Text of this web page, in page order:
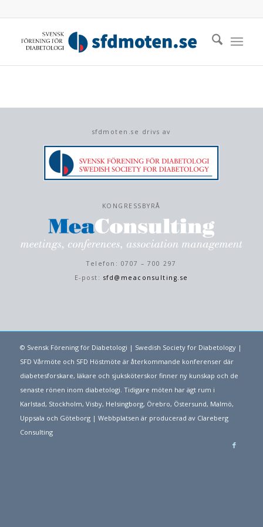
sfdmoten.se drivs av
KONGRESSBYRÅ
Telefon: 0707 – 700 297
E-post: sfd@meaconsulting.se
© Svensk Förening för Diabetologi | Swedish Society for Diabetology |
SFD Vårmöte och SFD Höstmöte är återkommande konferenser där
diabetesforskare, läkare och sjuksköterskor finner ny kunskap och de
senaste rönen inom diabetologi. Tidigare möten har ägt rum i
Karlstad, Stockholm, Visby, Helsingborg, Örebro, Östersund, Malmö,
Uppsala och Göteborg | Webbplatsen är producerad av Clareberg
Consulting